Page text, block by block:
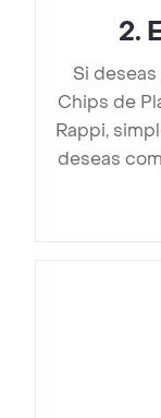
2.
Si
Chips de
Rappi,
deseas